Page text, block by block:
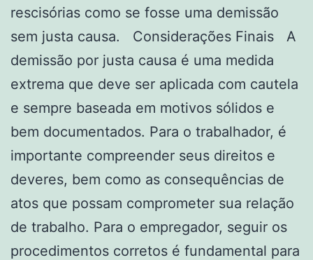
rescisórias como se fosse uma demissão
sem justa causa. Considerações Finais A
demissão por justa causa é uma medida
extrema que deve ser aplicada com cautela
e sempre baseada em motivos sólidos e
bem documentados. Para o trabalhador, é
importante compreender seus direitos e
deveres, bem como as consequências de
atos que possam comprometer sua relação
de trabalho. Para o empregador, seguir os
procedimentos corretos é fundamental para